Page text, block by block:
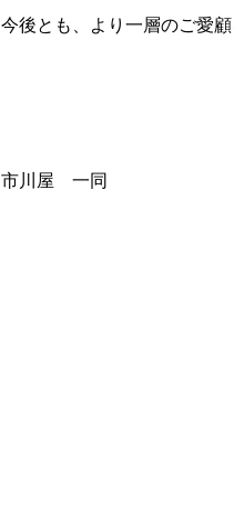
今後とも、より一層のご愛
市川屋 一同